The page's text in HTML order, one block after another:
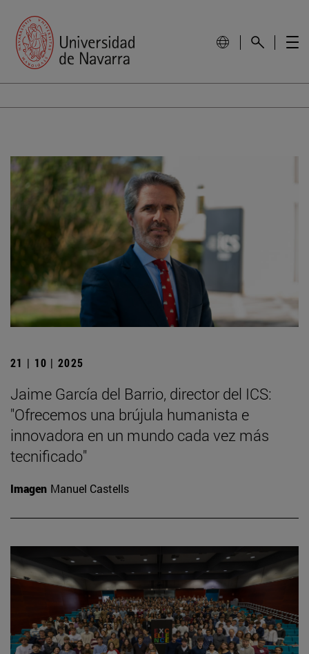
21 | 10 | 2025
Jaime García del Barrio, director del ICS:
"Ofrecemos una brújula humanista e
innovadora en un mundo cada vez más
tecnificado"
Imagen Manuel Castells